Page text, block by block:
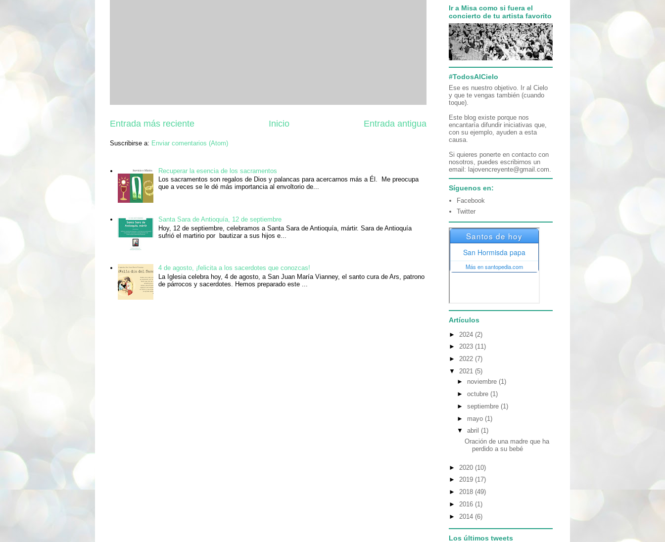
Entrada más reciente Entrada antigua
Inicio
Suscribirse a: Enviar comentarios (Atom)
Recuperar la esencia de los sacramentos
Los sacramentos son regalos de Dios y palancas para acercarnos más a Él. Me preocupa
que a veces se le dé más importancia al envoltorio de...
Santa Sara de Antioquía, 12 de septiembre
Hoy, 12 de septiembre, celebramos a Santa Sara de Antioquía, mártir. Sara de Antioquía
sufrió el martirio por bautizar a sus hijos e...
4 de agosto, ¡felicita a los sacerdotes que conozcas!
La Iglesia celebra hoy, 4 de agosto, a San Juan María Vianney, el santo cura de Ars, patrono
de párrocos y sacerdotes. Hemos preparado este ...
Ir a Misa como si fuera el
concierto de tu artista favorito
#TodosAlCielo
Ese es nuestro objetivo. Ir al Cielo
y que te vengas también (cuando
toque).
Este blog existe porque nos
encantaría difundir iniciativas que,
con su ejemplo, ayuden a esta
causa.
Si quieres ponerte en contacto con
nosotros, puedes escribirnos un
email: lajovencreyente@gmail.com.
Síguenos en:
Facebook
Twitter
Artículos
► 2024 (2)
► 2023 (11)
► 2022 (7)
▼ 2021 (5)
► noviembre (1)
► octubre (1)
► septiembre (1)
► mayo (1)
▼ abril (1)
Oración de una madre que ha
perdido a su bebé
► 2020 (10)
► 2019 (17)
► 2018 (49)
► 2016 (1)
► 2014 (6)
Los últimos tweets